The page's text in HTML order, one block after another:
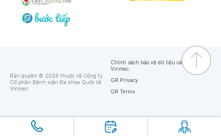
Bản quyền © 2026 thuộc về Công ty
Cổ phần Bệnh viện Đa khoa Quốc tế
Vinmec
Chính sách bảo vệ dữ liệu cá nhân của
Vinmec
GR Privacy
GR Terms